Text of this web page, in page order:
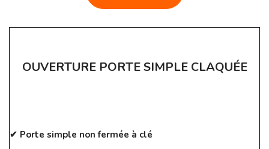
OUVERTURE PORTE SIMPLE CLAQUÉE
✔ Porte simple non fermée à clé